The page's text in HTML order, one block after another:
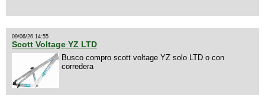
09/06/26 14:55
Scott Voltage YZ LTD
Busco compro scott voltage YZ solo LTD o con
corredera